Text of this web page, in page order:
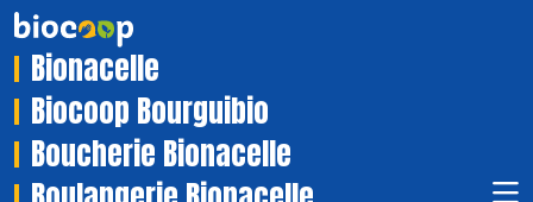
Bionacelle
Biocoop Bourguibio
Boucherie Bionacelle